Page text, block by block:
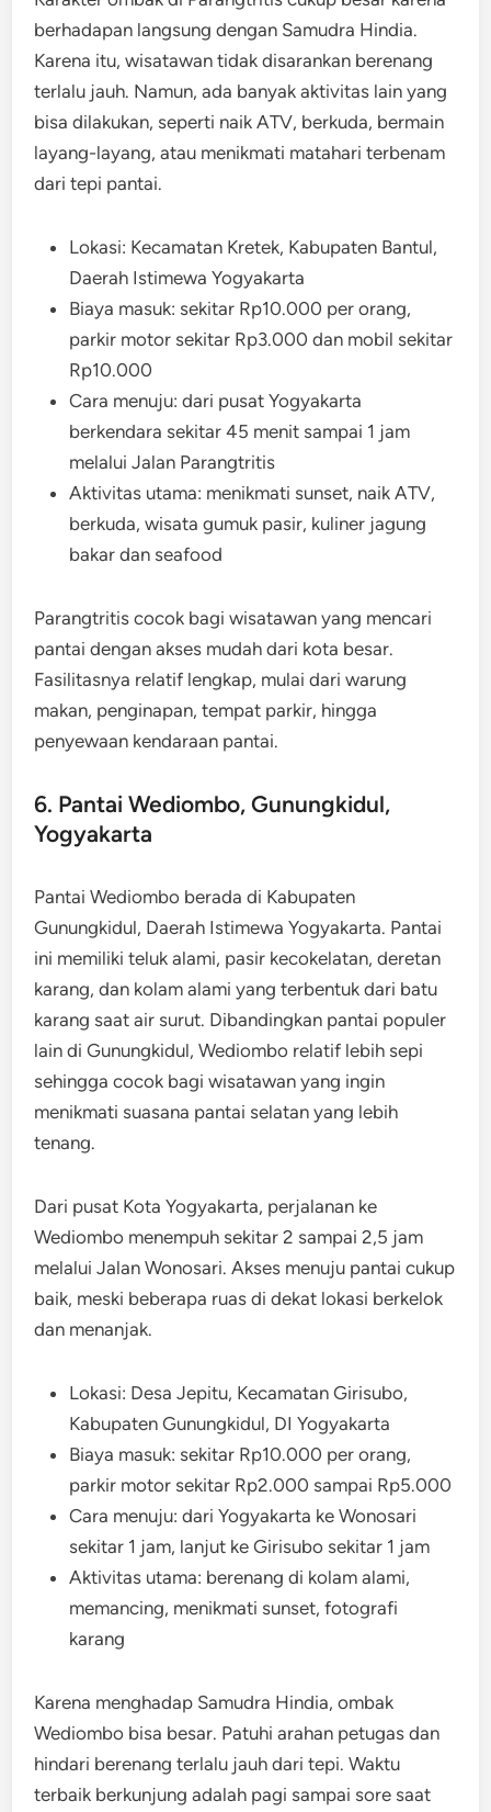
berhadapan langsung dengan Samudra Hindia.
Karena itu, wisatawan tidak disarankan berenang
terlalu jauh. Namun, ada banyak aktivitas lain yang
bisa dilakukan, seperti naik ATV, berkuda, bermain
layang-layang, atau menikmati matahari terbenam
dari tepi pantai.
Lokasi: Kecamatan Kretek, Kabupaten Bantul,
Daerah Istimewa Yogyakarta
Biaya masuk: sekitar Rp10.000 per orang,
parkir motor sekitar Rp3.000 dan mobil sekitar
Rp10.000
Cara menuju: dari pusat Yogyakarta
berkendara sekitar 45 menit sampai 1 jam
melalui Jalan Parangtritis
Aktivitas utama: menikmati sunset, naik ATV,
berkuda, wisata gumuk pasir, kuliner jagung
bakar dan seafood
Parangtritis cocok bagi wisatawan yang mencari
pantai dengan akses mudah dari kota besar.
Fasilitasnya relatif lengkap, mulai dari warung
makan, penginapan, tempat parkir, hingga
penyewaan kendaraan pantai.
6. Pantai Wediombo, Gunungkidul,
Yogyakarta
Pantai Wediombo berada di Kabupaten
Gunungkidul, Daerah Istimewa Yogyakarta. Pantai
ini memiliki teluk alami, pasir kecokelatan, deretan
karang, dan kolam alami yang terbentuk dari batu
karang saat air surut. Dibandingkan pantai populer
lain di Gunungkidul, Wediombo relatif lebih sepi
sehingga cocok bagi wisatawan yang ingin
menikmati suasana pantai selatan yang lebih
tenang.
Dari pusat Kota Yogyakarta, perjalanan ke
Wediombo menempuh sekitar 2 sampai 2,5 jam
melalui Jalan Wonosari. Akses menuju pantai cukup
baik, meski beberapa ruas di dekat lokasi berkelok
dan menanjak.
Lokasi: Desa Jepitu, Kecamatan Girisubo,
Kabupaten Gunungkidul, DI Yogyakarta
Biaya masuk: sekitar Rp10.000 per orang,
parkir motor sekitar Rp2.000 sampai Rp5.000
Cara menuju: dari Yogyakarta ke Wonosari
sekitar 1 jam, lanjut ke Girisubo sekitar 1 jam
Aktivitas utama: berenang di kolam alami,
memancing, menikmati sunset, fotografi
karang
Karena menghadap Samudra Hindia, ombak
Wediombo bisa besar. Patuhi arahan petugas dan
hindari berenang terlalu jauh dari tepi. Waktu
terbaik berkunjung adalah pagi sampai sore saat